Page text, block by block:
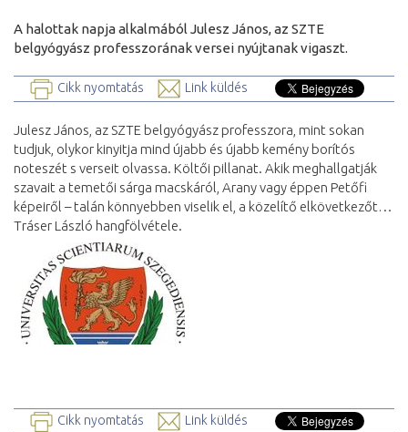
A halottak napja alkalmából Julesz János, az SZTE
belgyógyász professzorának versei nyújtanak vigaszt.
Cikk nyomtatás Link küldés
Julesz János, az SZTE belgyógyász professzora, mint sokan
tudjuk, olykor kinyitja mind újabb és újabb kemény borítós
noteszét s verseit olvassa. Költői pillanat. Akik meghallgatják
szavait a temetői sárga macskáról, Arany vagy éppen Petőfi
képeiről – talán könnyebben viselik el, a közelítő elkövetkezőt…
Tráser László hangfölvétele.
Cikk nyomtatás Link küldés